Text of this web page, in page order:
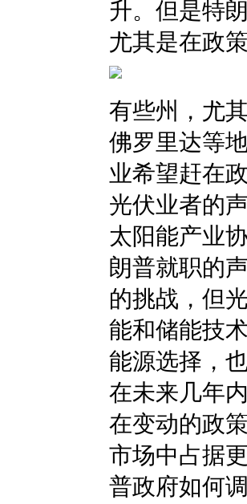
升。但是特
尤其是在政
有些州，尤
佛罗里达等
业希望赶在
光伏业者的
太阳能产业
朗普就职的
的挑战，但
能和储能技
能源选择，
在未来几年
在变动的政
市场中占据
普政府如何